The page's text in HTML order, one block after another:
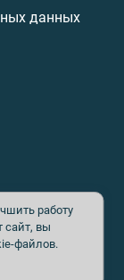
данных
материалов
При
Редакция не
Все
и
согласия
работу
сайт, вы
файлов.